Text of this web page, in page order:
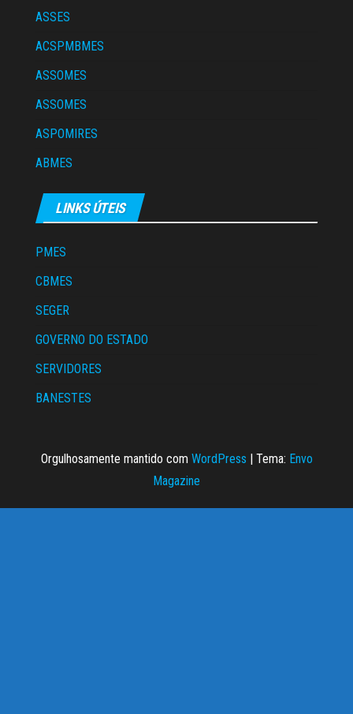
ASSES
ACSPMBMES
ASSOMES
ASSOMES
ASPOMIRES
ABMES
LINKS ÚTEIS
PMES
CBMES
SEGER
GOVERNO DO ESTADO
SERVIDORES
BANESTES
Orgulhosamente mantido com WordPress | Tema: Envo
Magazine